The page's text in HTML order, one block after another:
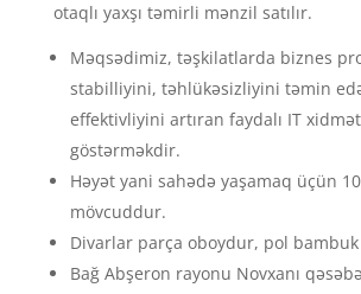
otaqlı yaxşı təmirli mənzil satılır.
Məqsədimiz, təşkilatlarda biznes
stabilliyini, təhlükəsizliyini təmin
effektivliyini artıran faydalı IT
göstərməkdir.
Həyət yani sahədə yaşamaq üçün
mövcuddur.
Divarlar parça oboydur, pol
Bağ Abşeron rayonu Novxanı